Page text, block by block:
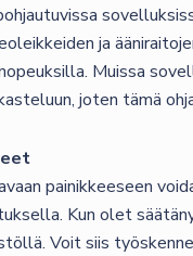
ja
Muissa
joten tämä
painikkeeseen
Kun olet
Voit siis